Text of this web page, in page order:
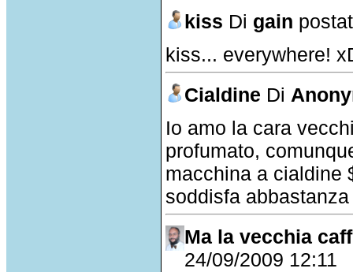
kiss Di gain
kiss... everywhere!
Cialdine Di
Io amo la cara
profumato,
macchina a cialdine
soddisfa
Ma la vecchia
24/09/2009 12:11